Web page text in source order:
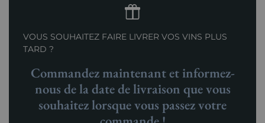
VOUS SOUHAITEZ FAIRE LIVRER VOS VINS PLUS
TARD ?
Commandez maintenant et informez-
nous de la date de livraison que vous
souhaitez lorsque vous passez votre